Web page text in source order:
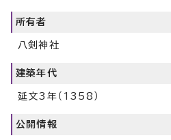
所有者
八剣神社
建築年代
延文3年（1358）
公開情報